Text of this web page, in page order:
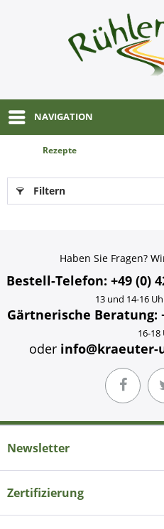
NAVIGATION
Rezepte
Filtern
Haben Sie Fragen?
Bestell-Telefon: +49 (0)
13 und 14-16
Gärtnerische Beratung:
16-18
oder info@kraeuter-
Newsletter
Zertifizierung